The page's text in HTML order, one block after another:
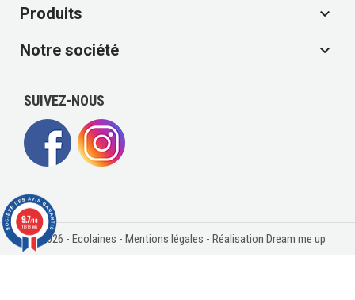
Produits

Notre société

SUIVEZ-NOUS
© 2026 - Ecolaines - Mentions légales - Réalisation Dream me up
9.7/10
11818 avis